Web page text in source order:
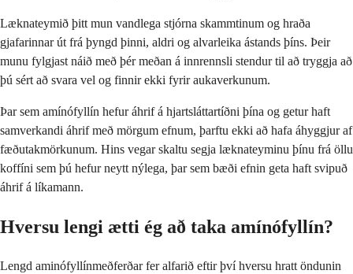
Læknateymið þitt mun vandlega stjórna skammtinum og hraða
gjafarinnar út frá þyngd þinni, aldri og alvarleika ástands þíns. Þeir
munu fylgjast náið með þér meðan á innrennsli stendur til að tryggja að
þú sért að svara vel og finnir ekki fyrir aukaverkunum.
Þar sem amínófyllín hefur áhrif á hjartsláttartíðni þína og getur haft
samverkandi áhrif með mörgum efnum, þarftu ekki að hafa áhyggjur af
fæðutakmörkunum. Hins vegar skaltu segja læknateyminu þínu frá öllu
koffíni sem þú hefur neytt nýlega, þar sem bæði efnin geta haft svipuð
áhrif á líkamann.
Hversu lengi ætti ég að taka amínófyllín?
Lengd aminófyllínmeðferðar fer alfarið eftir því hversu hratt öndunin